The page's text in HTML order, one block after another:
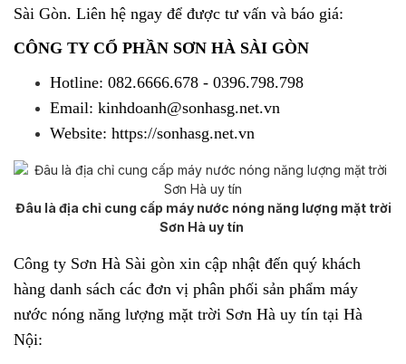
Sài Gòn. Liên hệ ngay để được tư vấn và báo giá:
CÔNG TY CỔ PHẦN SƠN HÀ SÀI GÒN
Hotline: 082.6666.678 - 0396.798.798
Email: kinhdoanh@sonhasg.net.vn
Website: https://sonhasg.net.vn
Đâu là địa chỉ cung cấp máy nước nóng năng lượng mặt trời
Sơn Hà uy tín
Công ty Sơn Hà Sài gòn xin cập nhật đến quý khách
hàng danh sách các đơn vị phân phối sản phẩm máy
nước nóng năng lượng mặt trời Sơn Hà uy tín tại Hà
Nội: